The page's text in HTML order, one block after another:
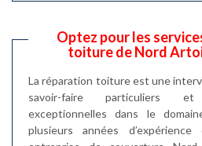
Optez pour les
toiture de Nord
La réparation toiture est une
savoir-faire particuliers
exceptionnelles dans le
plusieurs années